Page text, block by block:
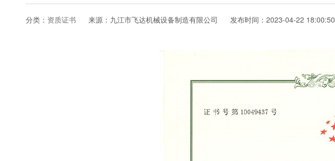
分类： 资质证书 来源：九江市飞达机械设备制造有限公司 发布时间：2023-04-22 18:00:50